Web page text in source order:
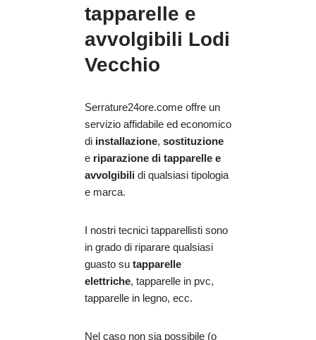
tapparelle e
avvolgibili Lodi
Vecchio
Serrature24ore.come offre un
servizio affidabile ed economico
di installazione, sostituzione
e riparazione di tapparelle e
avvolgibili di qualsiasi tipologia
e marca.
I nostri tecnici tapparellisti sono
in grado di riparare qualsiasi
guasto su tapparelle
elettriche, tapparelle in pvc,
tapparelle in legno, ecc.
Nel caso non sia possibile (o